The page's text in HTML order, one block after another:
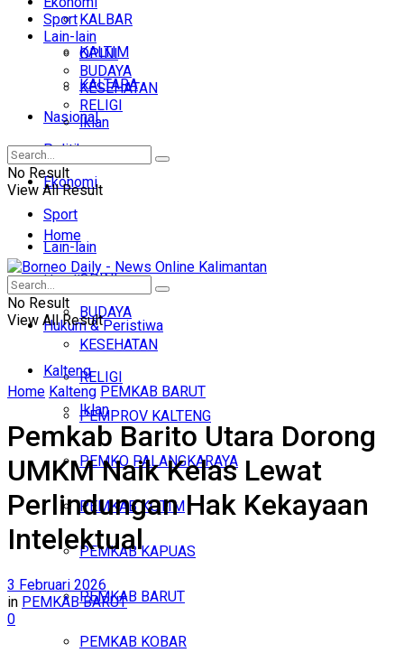
KALBAR
KALTIM
KALTARA
Nasional
Politik
Ekonomi
Sport
Lain-lain
OPINI
BUDAYA
KESEHATAN
RELIGI
Iklan
Sabtu, Agustus 8, 2026
Sport
Lain-lain
OPINI
BUDAYA
KESEHATAN
RELIGI
Iklan
No Result
View All Result
Home
Headline
Hukum & Peristiwa
Kalteng
PEMPROV KALTENG
PEMKO PALANGKARAYA
PEMKAB KOTIM
PEMKAB KAPUAS
PEMKAB BARUT
PEMKAB KOBAR
No Result
View All Result
Home Kalteng PEMKAB BARUT
Pemkab Barito Utara Dorong
UMKM Naik Kelas Lewat
Perlindungan Hak Kekayaan
Intelektual
3 Februari 2026
in PEMKAB BARUT
0